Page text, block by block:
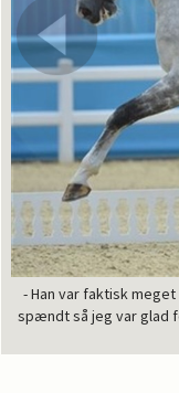
- Han var faktisk
spændt så jeg var glad